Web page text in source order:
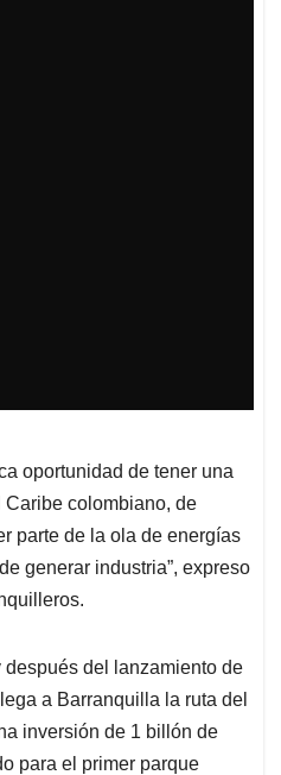
oportunidad de tener una
colombiano, de
parte de la ola de energías
generar industria”, expreso
del lanzamiento de
a Barranquilla la ruta del
inversión de 1 billón de
para el primer parque